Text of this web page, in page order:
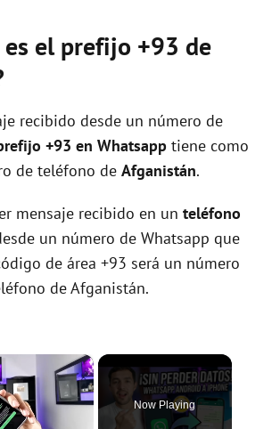
es el prefijo +93 de
recibido desde un número de
+93 en Whatsapp tiene como
de teléfono de Afganistán.
mensaje recibido en un teléfono
un número de Whatsapp que
de área +93 será un número
de Afganistán.
×
Now Playing